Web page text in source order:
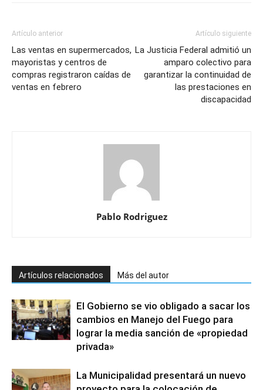
Artículo anterior
Las ventas en supermercados,
mayoristas y centros de
compras registraron caídas de
ventas en febrero
Artículo siguiente
La Justicia Federal admitió un
amparo colectivo para
garantizar la continuidad de
las prestaciones en
discapacidad
Pablo Rodriguez
Artículos relacionados Más del autor
El Gobierno se vio obligado a sacar los
cambios en Manejo del Fuego para
lograr la media sanción de «propiedad
privada»
La Municipalidad presentará un nuevo